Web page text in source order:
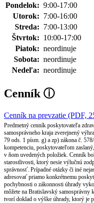
Pondelok: 9:00-17:00
Utorok: 7:00-16:00
Streda: 7:00-13:00
Štvrtok: 10:00-17:00
Piatok: neordinuje
Sobota: neordinuje
Nedeľa: neordinuje
Cenník ⓘ
Cenník na prevzatie (PDF,
Predmetný cenník poskytovateľa
samosprávneho kraja zverejnený
79 ods. 1 písm. g) a zp) zákona č.
kompetenciu, poskytovateľom
v ňom uvedených položiek. Cenník
starostlivosti, ktorý nesie výlučnú
správnosť. Prípadné otázky či iné
adresovať priamo konkrétnemu
pochybnosti o zákonnosti úhrady
môžete na Bratislavský samosprávny
tvorí doklad o výške úhrady, ktorý je